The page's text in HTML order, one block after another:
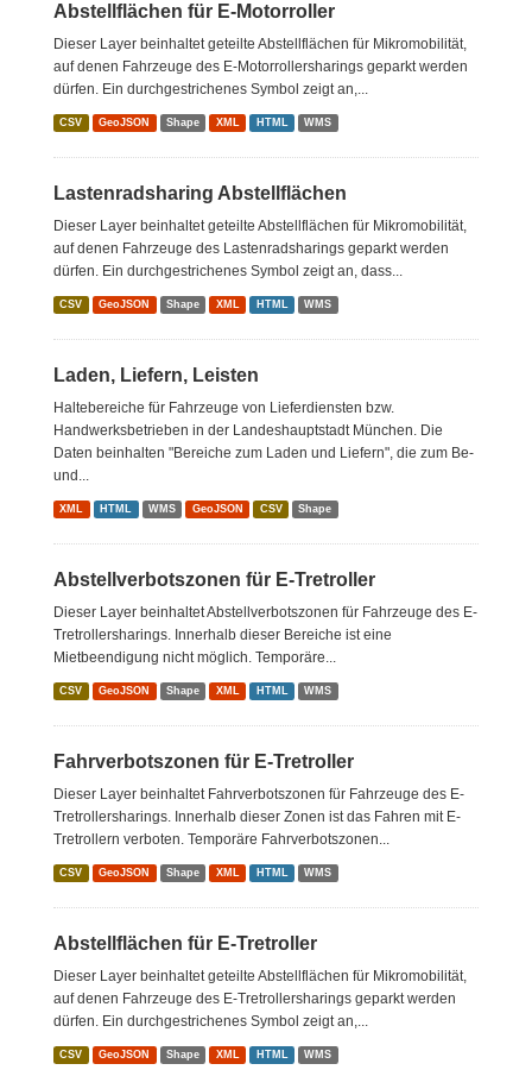
Abstellflächen für E-Motorroller
Dieser Layer beinhaltet geteilte Abstellflächen für Mikromobilität,
auf denen Fahrzeuge des E-Motorrollersharings geparkt werden
dürfen. Ein durchgestrichenes Symbol zeigt an,...
CSV GeoJSON Shape XML HTML WMS
Lastenradsharing Abstellflächen
Dieser Layer beinhaltet geteilte Abstellflächen für Mikromobilität,
auf denen Fahrzeuge des Lastenradsharings geparkt werden
dürfen. Ein durchgestrichenes Symbol zeigt an, dass...
CSV GeoJSON Shape XML HTML WMS
Laden, Liefern, Leisten
Haltebereiche für Fahrzeuge von Lieferdiensten bzw.
Handwerksbetrieben in der Landeshauptstadt München. Die
Daten beinhalten "Bereiche zum Laden und Liefern", die zum Be-
und...
XML HTML WMS GeoJSON CSV Shape
Abstellverbotszonen für E-Tretroller
Dieser Layer beinhaltet Abstellverbotszonen für Fahrzeuge des E-
Tretrollersharings. Innerhalb dieser Bereiche ist eine
Mietbeendigung nicht möglich. Temporäre...
CSV GeoJSON Shape XML HTML WMS
Fahrverbotszonen für E-Tretroller
Dieser Layer beinhaltet Fahrverbotszonen für Fahrzeuge des E-
Tretrollersharings. Innerhalb dieser Zonen ist das Fahren mit E-
Tretrollern verboten. Temporäre Fahrverbotszonen...
CSV GeoJSON Shape XML HTML WMS
Abstellflächen für E-Tretroller
Dieser Layer beinhaltet geteilte Abstellflächen für Mikromobilität,
auf denen Fahrzeuge des E-Tretrollersharings geparkt werden
dürfen. Ein durchgestrichenes Symbol zeigt an,...
CSV GeoJSON Shape XML HTML WMS